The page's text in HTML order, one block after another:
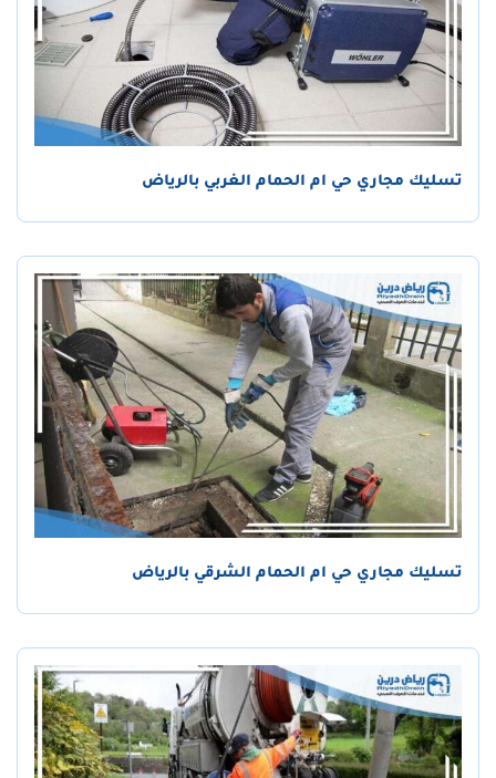
تسليك مجاري حي ام الحمام الغربي بالرياض
تسليك مجاري حي ام الحمام الشرقي بالرياض